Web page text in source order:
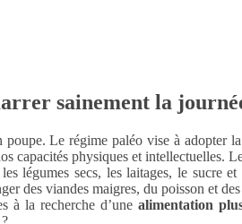
sainement la
Le régime paléo vise à adopter
capacités physiques et intellectuelles.
légumes secs, les laitages, le sucre
des viandes maigres, du poisson et
à la recherche d’une alimentation